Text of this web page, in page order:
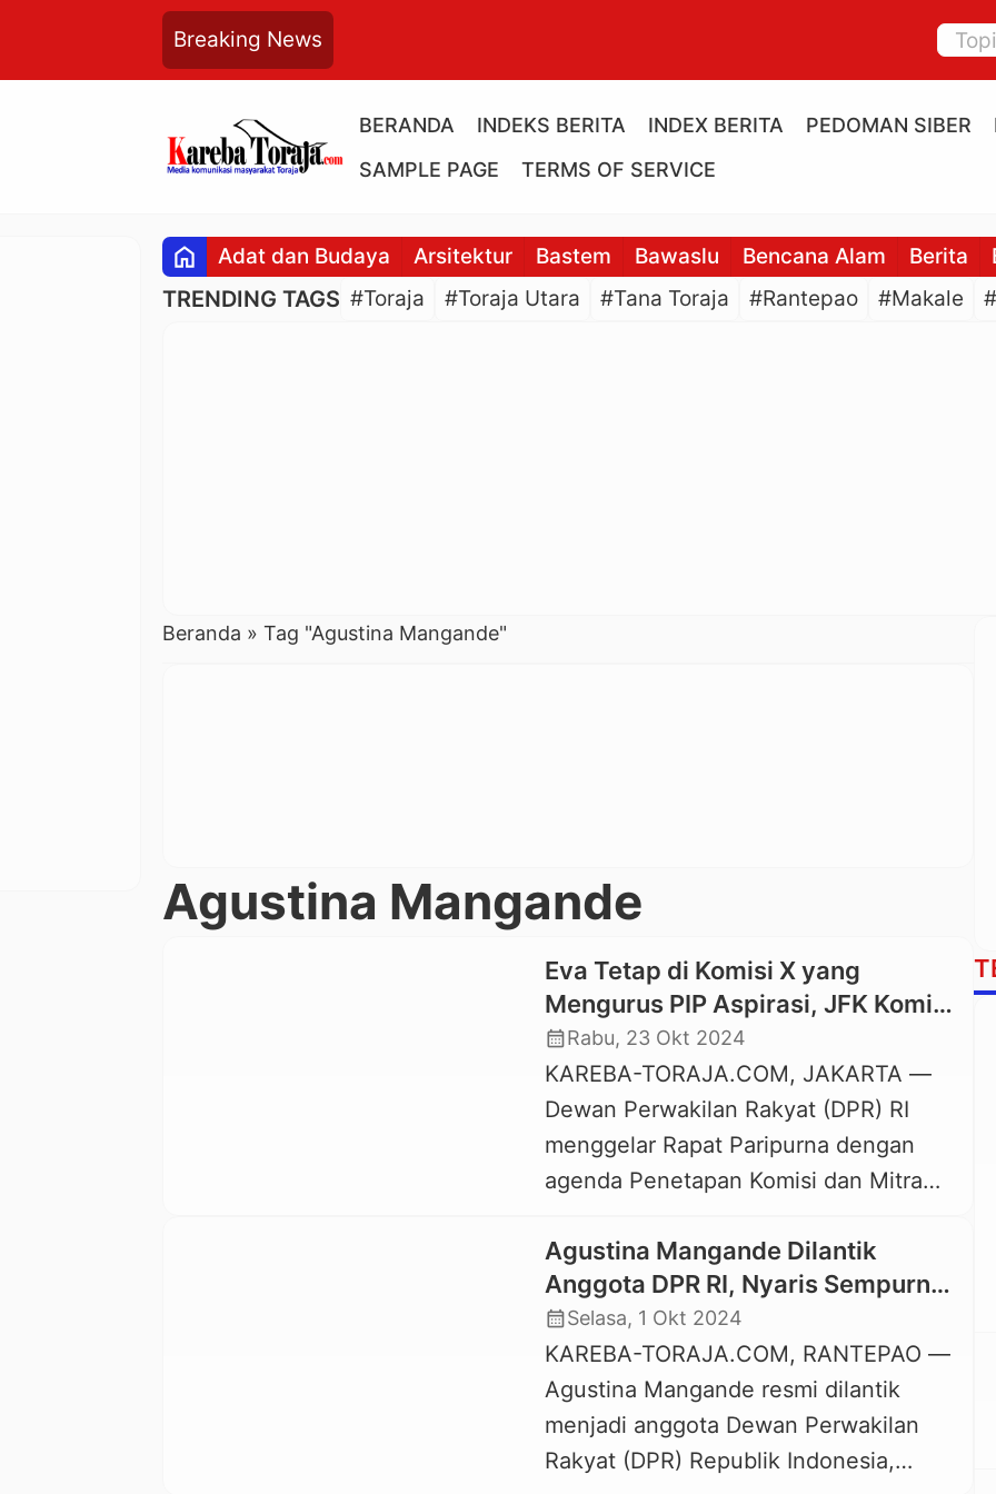
Breaking News
BERANDA INDEKS BERITA INDEX BERITA PEDOMAN SIBER
SAMPLE PAGE
TERMS OF SERVICE
home Adat dan Budaya Arsitektur Bastem Bawaslu Bencana Alam Berita
TRENDING TAGS #Toraja #Toraja Utara #Tana Toraja #Rantepao #Makale
Beranda » Tag "Agustina Mangande"
Agustina Mangande
Eva Tetap di Komisi X yang
Mengurus PIP Aspirasi, JFK Komisi
I, dan Agustina di Komisi II
calendar_monthRabu, 23 Okt 2024
KAREBA-TORAJA.COM, JAKARTA —
Dewan Perwakilan Rakyat (DPR) RI
menggelar Rapat Paripurna dengan
agenda Penetapan Komisi dan Mitra
Paripurna pembagian Komisi dan Mitra
ini diketahui politisi perempuan Partai
Nasdem asal Toraja, Eva Stevany
Rataba tetap di Komisi X. Komisi ini
ditempati Eva Rataba pada periode
sebelumnya. “Puji Tuhan, saya tetap
[…]
Agustina Mangande Dilantik
Anggota DPR RI, Nyaris Sempurna
Keluarga Politik Ombas
calendar_monthSelasa, 1 Okt 2024
KAREBA-TORAJA.COM, RANTEPAO —
Agustina Mangande resmi dilantik
menjadi anggota Dewan Perwakilan
Rakyat (DPR) Republik Indonesia,